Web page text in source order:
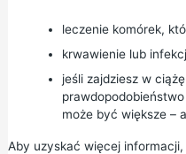
leczenie komórek,
krwawienie lub
jeśli zajdziesz w
może być większe –
Aby uzyskać więcej